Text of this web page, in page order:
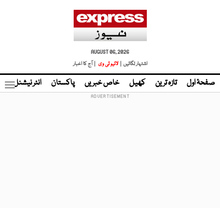
AUGUST 06, 2026
اشتہار لگائیں |
لائیو ٹی وی | آج کا اخبار
صفحۂ اول تازہ ترین کھیل خاص خبریں پاکستان انٹر نیشنل